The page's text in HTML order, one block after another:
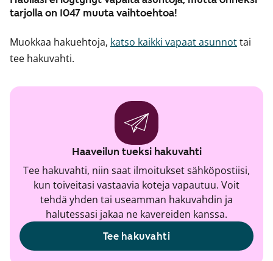
tarjolla on 1047 muuta vaihtoehtoa!
Muokkaa hakuehtoja, katso kaikki vapaat asunnottai
tee hakuvahti.
Haaveilun tueksi hakuvahti
Tee hakuvahti, niin saat ilmoitukset sähköpostiisi,
kun toiveitasi vastaavia koteja vapautuu. Voit
tehdä yhden tai useamman hakuvahdin ja
halutessasi jakaa ne kavereiden kanssa.
Tee hakuvahti